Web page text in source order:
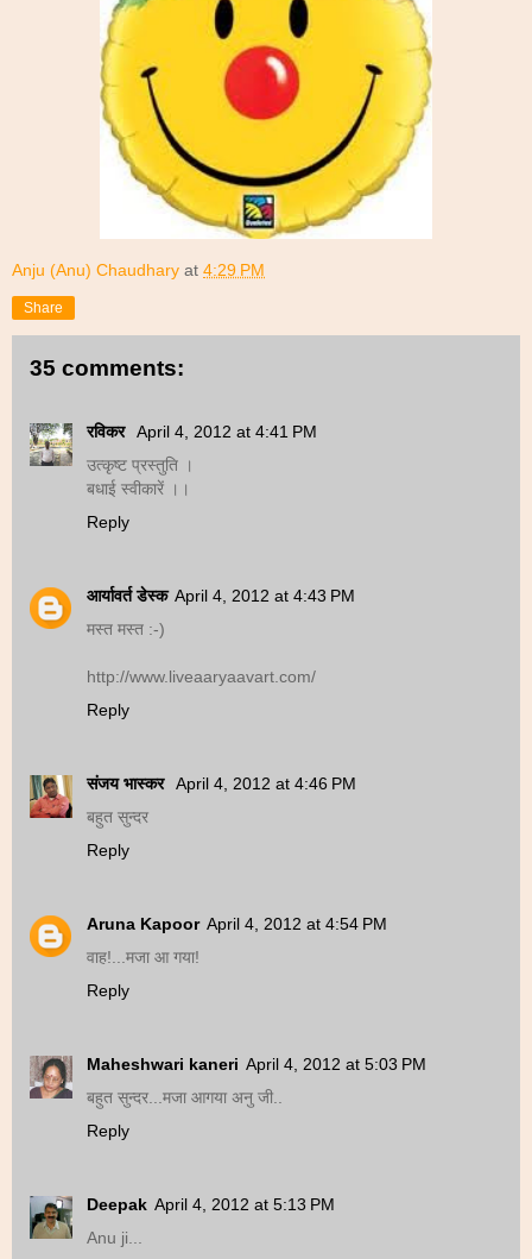
Anju (Anu) Chaudhary at 4:29 PM
Share
35 comments:
रविकर April 4, 2012 at 4:41 PM
उत्कृष्ट प्रस्तुति ।
बधाई स्वीकारें ।।
Reply
आर्यावर्त डेस्क April 4, 2012 at 4:43 PM
मस्त मस्त :-)
http://www.liveaaryaavart.com/
Reply
संजय भास्‍कर April 4, 2012 at 4:46 PM
बहुत सुन्दर
Reply
Aruna Kapoor April 4, 2012 at 4:54 PM
वाह!...मजा आ गया!
Reply
Maheshwari kaneri April 4, 2012 at 5:03 PM
बहुत सुन्दर...मजा आगया अनु जी..
Reply
Deepak April 4, 2012 at 5:13 PM
Anu ji...